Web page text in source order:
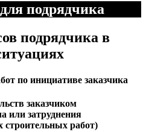
подрядчика
подрядчика в
по инициативе заказчика
заказчиком
или затруднения
работ)